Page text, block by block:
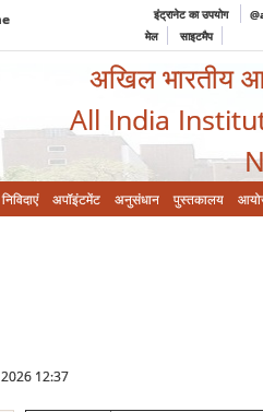
इंट्रानेट का उपयोग
मेल
साइटमैप
अखिल भारतीय
All India
निविदाएं अपॉइंटमेंट अनुसंधान पुस्तकालय
2026 12:37